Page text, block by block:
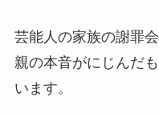
芸能人の家族の謝罪
親の本音がにじんだ
います。